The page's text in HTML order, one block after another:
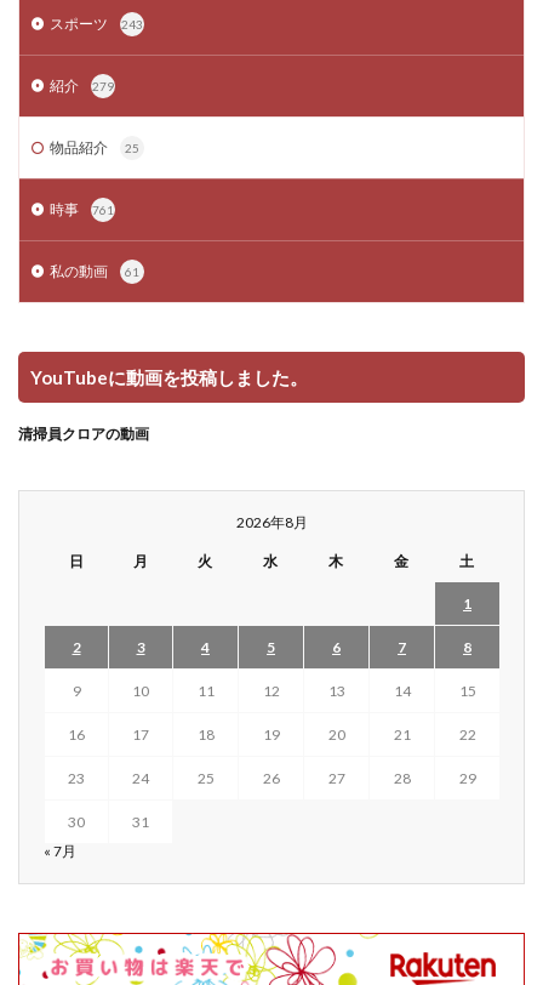
スポーツ 243
紹介 279
物品紹介 25
時事 761
私の動画 61
YouTubeに動画を投稿しました。
清掃員クロアの動画
2026年8月
日 月 火 水 木 金 土
1
2 3 4 5 6 7 8
9 10 11 12 13 14 15
16 17 18 19 20 21 22
23 24 25 26 27 28 29
30
31
« 7月